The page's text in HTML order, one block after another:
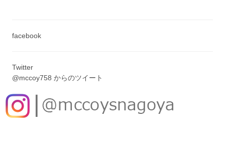
facebook
Twitter
@mccoy758 からのツイート